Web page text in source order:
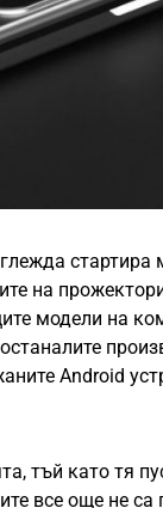
стартира
на
модели на
Android
тъй като тя
все още не